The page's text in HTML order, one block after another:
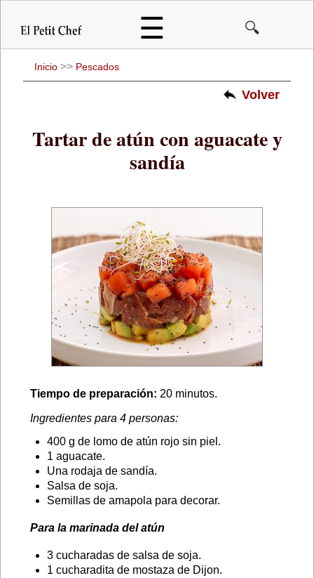
principal
☰ 🔍
Inicio >> Pescados
Volver
Tartar de atún con aguacate y
sandía
Tiempo de preparación: 20 minutos.
Ingredientes para 4 personas:
400 g de lomo de atún rojo sin piel.
1 aguacate.
Una rodaja de sandía.
Salsa de soja.
Semillas de amapola para decorar.
Para la marinada del atún
3 cucharadas de salsa de soja.
1 cucharadita de mostaza de Dijon.